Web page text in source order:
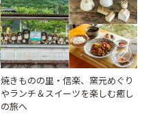
焼きものの里・信楽、窯元めぐり
やランチ＆スイーツを楽しむ癒し
の旅へ